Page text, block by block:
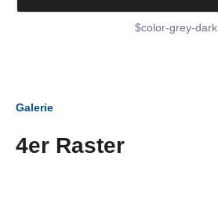
$color-grey-dark
Galerie
4er Raster